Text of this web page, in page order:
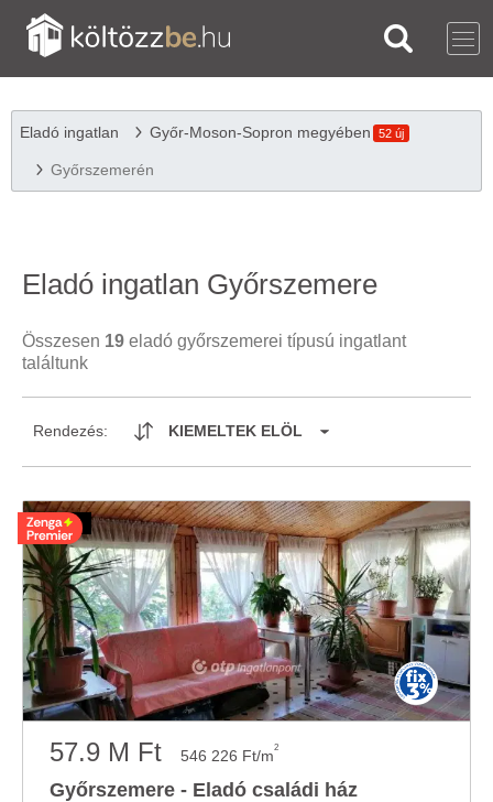
Eladó ingatlan Győr-Moson-Sopron megyében 52 új
Győrszemerén
Eladó ingatlan Győrszemere
Összesen 19 eladó győrszemerei típusú ingatlant
találtunk
Rendezés: KIEMELTEK ELÖL
57.9 M Ft 546 226 Ft/m2
Győrszemere - Eladó családi ház